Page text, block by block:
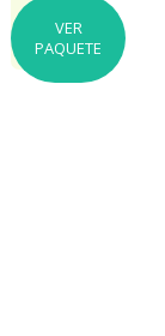
VER
PAQUETE